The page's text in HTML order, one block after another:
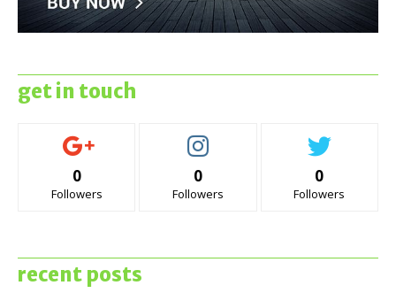
get in touch
0
Followers
0
Followers
0
Followers
recent posts